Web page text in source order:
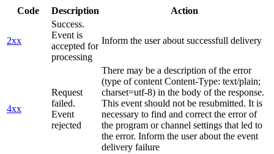
Code Description Action
2xx
Success.
Event is
accepted for
processing
Inform the user about successfull delivery
4xx
Request
failed.
Event
rejected
There may be a description of the error
(type of content Content-Type: text/plain;
charset=utf-8) in the body of the response.
This event should not be resubmitted. It is
necessary to find and correct the error of
the program or channel settings that led to
the error. Inform the user about the event
delivery failure